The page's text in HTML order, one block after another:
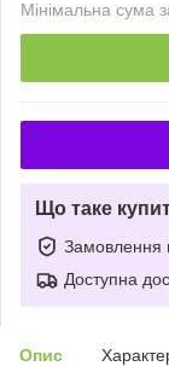
Мінімальна сума
Що таке
Замовлення
Доступна
Опис